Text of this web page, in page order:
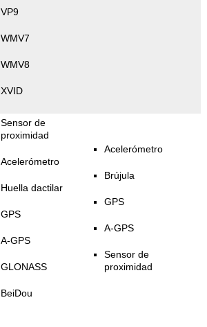
VP9
WMV7
WMV8
XVID
Sensor de
proximidad
Acelerómetro
Huella dactilar
GPS
A-GPS
GLONASS
BeiDou
Acelerómetro
Brújula
GPS
A-GPS
Sensor de
proximidad